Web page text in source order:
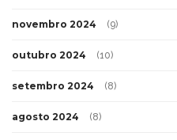
novembro 2024 (9)
outubro 2024 (10)
setembro 2024 (8)
agosto 2024 (8)